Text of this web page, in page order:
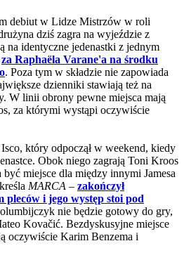
debiut w Lidze Mistrzów w roli
dziś zagra na wyjeździe z
na identyczne jedenastki z jednym
za Raphaëla Varane'a na środku
. Poza tym w składzie nie zapowiada
dzienniki stawiają też na
W linii obrony pewne miejsca mają
za którymi wystąpi oczywiście
który odpoczął w weekend, kiedy
Obok niego zagrają Toni Kroos
miejsce dla między innymi Jamesa
MARCA – zakończył
pleców i jego występ stoi pod
nie będzie gotowy do gry,
Kovačić. Bezdyskusyjne miejsce
oczywiście Karim Benzema i